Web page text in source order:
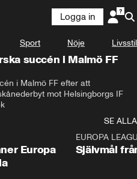
Logga in
Sport Nöje Livsstil
succén i Malmö FF
i Malmö FF efter att
mot Helsingborgs IF
SE ALLA
Europa
EUROPA
Självmål